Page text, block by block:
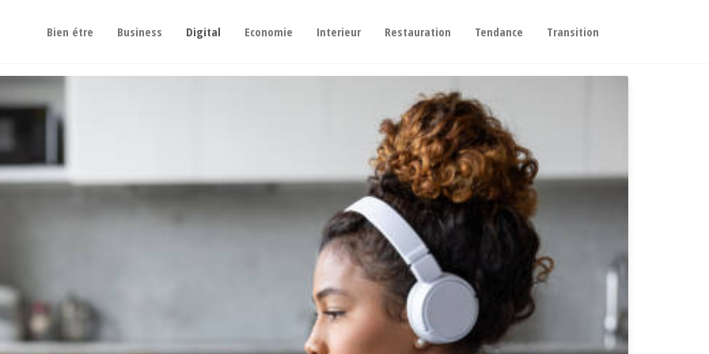
Bien étre Business Digital Economie Interieur Restauration Tendance Transition